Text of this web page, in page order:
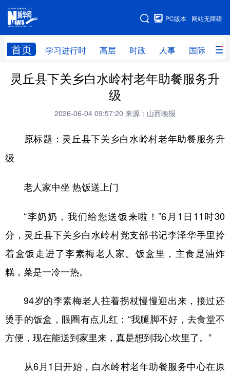
网站无障碍
PC版本
首页 学习进行时 高层 时政 人事 国际 财
网站地图
学习进行时 高层 时政 人事
全球连线
科技 科创 量子 体育
访谈 视频
食品 人居 信息化 数字经济
学术中国 乡村振兴 银龄 溯源中国
城市
公益 一带一路 亚太网 上市公司
文化产业
灵丘县下关乡白水岭村老年助餐服务升
级
2026-06-04 09:57:20 来源：山西晚报
原标题：灵丘县下关乡白水岭村老年助餐服务升
级
老人家中坐 热饭送上门
“李奶奶，我们给您送饭来啦！”6月1日11时30
分，灵丘县下关乡白水岭村党支部书记李泽华手里拎
着盒饭走进了李素梅老人家。饭盒里，主食是油炸
糕，菜是一冷一热。
94岁的李素梅老人拄着拐杖慢慢迎出来，接过还
烫手的饭盒，眼圈有点儿红：“我腿脚不好，去食堂不
方便，现在能送到家里来，真是想到我心坎里了。”
从6月1日开始，白水岭村老年助餐服务中心在原